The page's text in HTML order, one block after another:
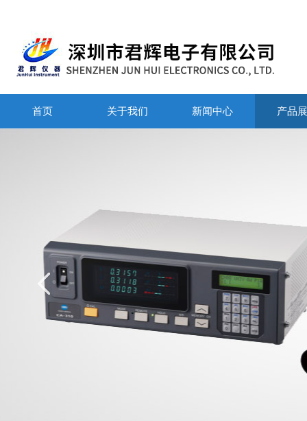
首页 关于我们 新闻中心 产品